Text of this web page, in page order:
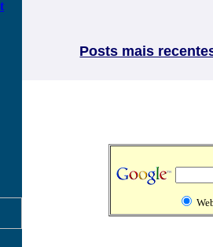
Posts mais